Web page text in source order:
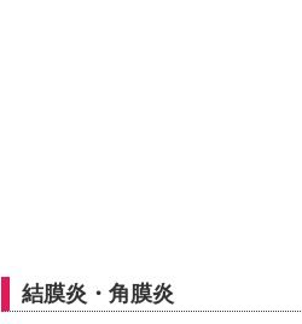
結膜炎・角膜炎